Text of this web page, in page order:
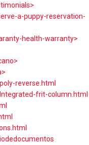
a-puppy-reservation-
health-warranty>
reverse.html
frit-column.html